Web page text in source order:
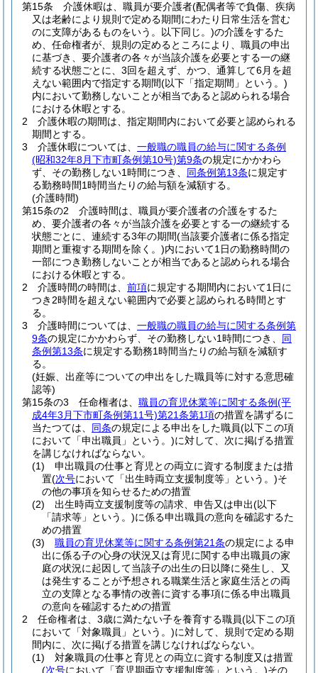
第15条
介護休暇は、職員が要介護者(配偶者等で負傷、疾病
又は老齢により規則で定める期間にわたり日常生活を営む
のに支障があるものをいう。以下同じ。)の介護をするた
め、任命権者が、規則の定めるところにより、職員の申出
に基づき、要介護者の各々が当該介護を必要とする一の継
続する状態ごとに、3回を超えず、かつ、通算して6月を超
えない範囲内で指定する期間(以下「指定期間」という。)
内において勤務しないことが相当であると認められる場合
における休暇とする。
2
介護休暇の期間は、指定期間内において必要と認められる
期間とする。
3
介護休暇については、 一般職の職員の給与に関する条例
(昭和32年8月下市町条例第10号)第9条の規定にかかわら
ず、その勤務しない1時間につき、 同条例第13条に規定す
る勤務時間1時間当たりの給与額を減額する。
(介護時間)
第15条の2
介護時間は、職員が要介護者の介護をするた
め、要介護者の各々が当該介護を必要とする一の継続する
状態ごとに、連続する3年の期間(当該要介護者に係る指定
期間と重複する期間を除く。)内において1日の勤務時間の
一部につき勤務しないことが相当であると認められる場合
における休暇とする。
2
介護時間の時間は、 前項に規定する期間内において1日に
つき2時間を超えない範囲内で必要と認められる時間とす
る。
3
介護時間については、 一般職の職員の給与に関する条例第
9条の規定にかかわらず、その勤務しない1時間につき、 同
条例第13条に規定する勤務1時間当たりの給与額を減額す
る。
(妊娠、出産等についての申出をした職員等に対する意思確
認等)
第15条の3
任命権者は、 職員の育児休業等に関する条例(平
成4年3月下市町条例第11号)第21条第1項の措置を講ずるに
当たつては、 同条の規定による申出をした職員(以下この項
において「申出職員」という。)に対して、次に掲げる措置
を講じなければならない。
(1)
申出職員の仕事と育児との両立に資する制度または措
置(次号において「出生時両立支援制度等」という。)そ
の他の事項を知らせるための措置
(2)
出生時両立支援制度等の請求、申告又は申出(以下
「請求等」という。)に係る申出職員の意向を確認するた
めの措置
(3)
職員の育児休業等に関する条例第21条の規定による申
出に係る子の心身の状況又は育児に関する申出職員の家
庭の状況に起因して当該子の出生の日以降に発生し、又
は発生することが予想される職業生活と家庭生活との両
立の支障となる事情の改善に資する事項に係る申出職員
の意向を確認するための措置
2
任命権者は、3歳に満たない子を養育する職員(以下この項
において「対象職員」という。)に対して、規則で定める期
間内に、次に掲げる措置を講じなければならない。
(1)
対象職員の仕事と育児との両立に資する制度又は措置
(次号において「育児期両立支援制度等」という。)その